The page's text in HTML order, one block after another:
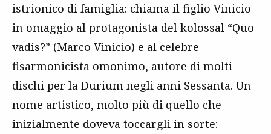
istrionico di famiglia: chiama il figlio Vinicio
in omaggio al protagonista del kolossal “Quo
vadis?” (Marco Vinicio) e al celebre
fisarmonicista omonimo, autore di molti
dischi per la Durium negli anni Sessanta. Un
nome artistico, molto più di quello che
inizialmente doveva toccargli in sorte: